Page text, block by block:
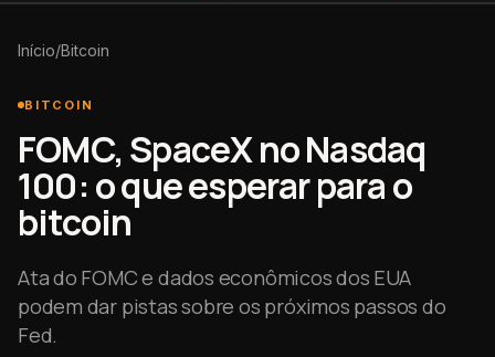
Início/Bitcoin
BITCOIN
FOMC, SpaceX no Nasdaq
100: o que esperar para o
bitcoin
Ata do FOMC e dados econômicos dos EUA
podem dar pistas sobre os próximos passos do
Fed.